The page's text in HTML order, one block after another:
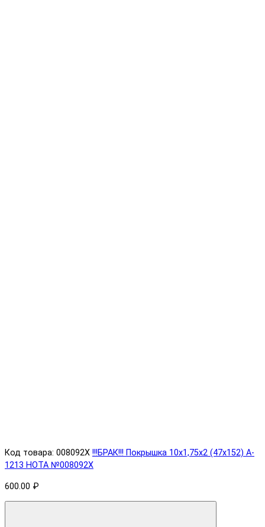
Код товара: 008092X !!!БРАК!!! Покрышка 10х1,75х2 (47x152) A-
1213 HOTA №008092X
600.00 ₽